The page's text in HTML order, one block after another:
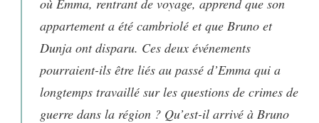
où Emma, rentrant de voyage, apprend que son
appartement a été cambriolé et que Bruno et
Dunja ont disparu. Ces deux événements
pourraient-ils être liés au passé d’Emma qui a
longtemps travaillé sur les questions de crimes de
guerre dans la région ? Qu’est-il arrivé à Bruno